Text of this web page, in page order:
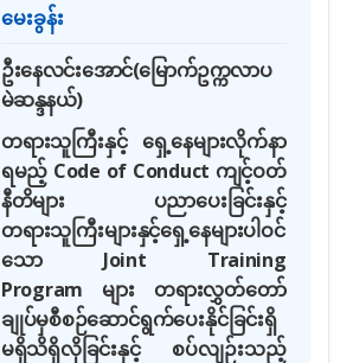
မေးခွန်း
ဦးနေလင်းအောင်(မြောက်ဥက္ကလာပ
မဲဆန္ဒနယ်)
တရားသူကြီးနှင့် ရှေ့နေများလိုက်နာ
ရမည့် Code of Conduct ကျင့်ဝတ်
နီတိများ ပညာပေးခြင်းနှင့်
တရားသူကြီးများနှင့်ရှေ့နေများပါဝင်
သောJoint Training
Program များ တရားလွှတ်တော်
ချုပ်မှစီစဉ်ဆောင်ရွက်ပေးနိုင်ခြင်းရှိ
မရှိသိရှိလိုခြင်းနှင့်စပ်လျဉ်းသည့်